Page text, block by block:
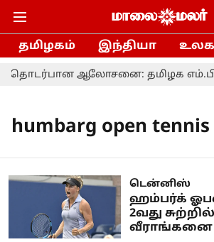
தமிழகம் இந்தியா
ஆலோசனை: தமிழக
humbarg open tennis
டென்னிஸ்
ஹம்பர்க்
2வது
வீராங்கனை